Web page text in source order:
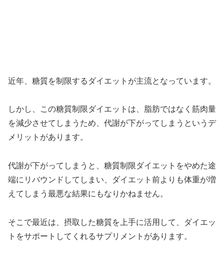
近年、糖質を制限するダイエットが主流となっています。
しかし、この糖質制限ダイエットは、脂肪ではなく筋肉量
を減少させてしまうため、代謝が下がってしまうというデ
メリットがあります。
代謝が下がってしまうと、糖質制限ダイエットをやめた途
端にリバウンドしてしまい、ダイエット前よりも体重が増
えてしまう最悪な結果にもなりかねません。
そこで最近は、摂取した糖質を上手に活用して、ダイエッ
トをサポートしてくれるサプリメントがあります。